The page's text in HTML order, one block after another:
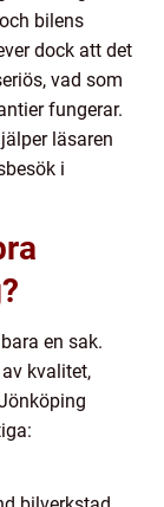
bilens
dock att det
vad som
fungerar.
läsaren
i
en sak.
kvalitet,